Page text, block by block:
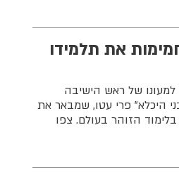
את תלמידו
של ראש הישיבה
היכלא" פרי עטו, שמבאר את
הזוהר בעולם. צפו